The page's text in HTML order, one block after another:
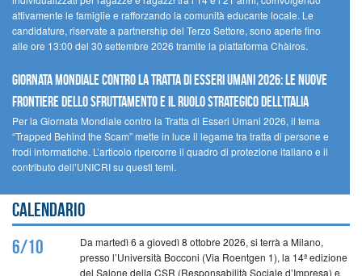
attivamente le famiglie e rafforzando la comunità educante locale. Le
candidature, riservate a partnership del Terzo Settore, sono aperte fino
alle ore 13:00 del 30 settembre 2026 tramite la piattaforma Chàiros.
GIORNATA MONDIALE CONTRO LA TRATTA DI ESSERI UMANI 2026: LE NUOVE
FRONTIERE DELLO SFRUTTAMENTO E IL RUOLO STRATEGICO DELL’ITALIA
Per la Giornata Mondiale contro la Tratta di Esseri Umani 2026, il tema
“Trapped Behind the Scam” mette in luce il legame tra tratta di persone e
frodi informatiche. L’articolo ripercorre il quadro di protezione italiano e il
contributo dell’UNICRI su questi temi.
Calendario
6/10
Da martedì 6 a giovedì 8 ottobre 2026, si terrà a Milano,
presso l’Università Bocconi (Via Roentgen 1), la 14ª edizione
del Salone della CSR (Responsabilità Sociale d’Impresa) e